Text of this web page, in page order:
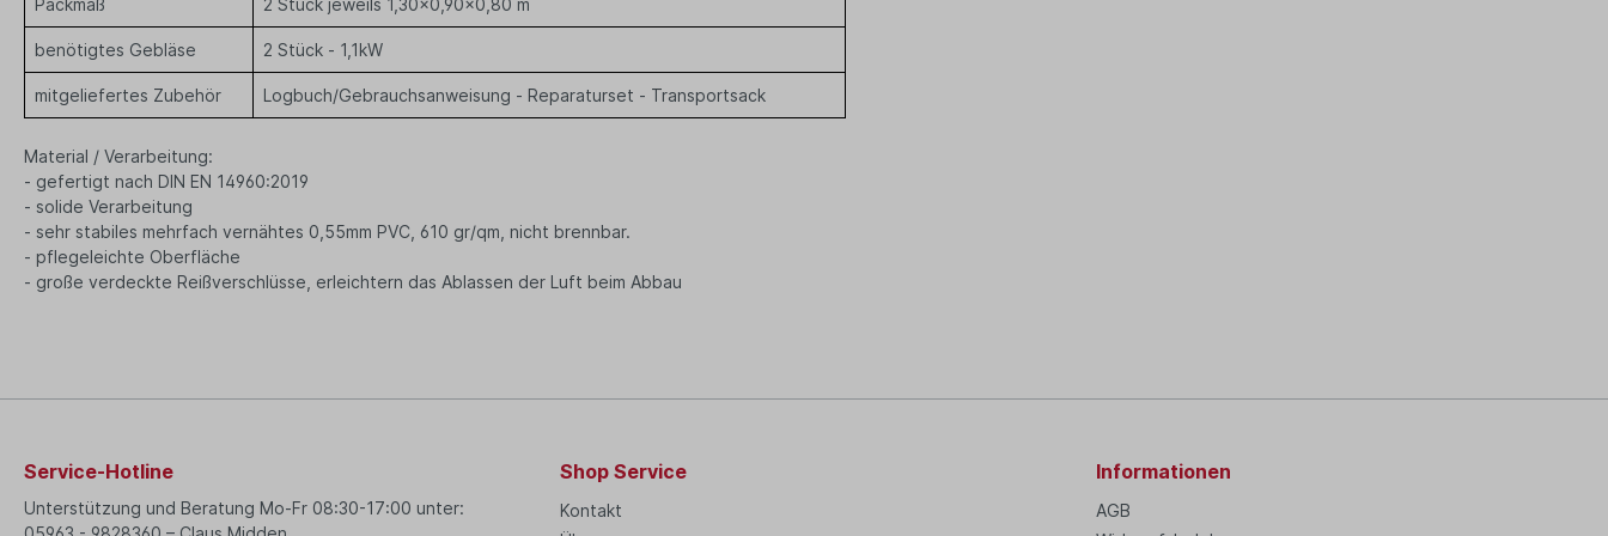
Packmaß 2 Stück jeweils 1,30x0,90x0,80 m
benötigtes Gebläse 2 Stück - 1,1kW
mitgeliefertes Zubehör Logbuch/Gebrauchsanweisung - Reparaturset - Transportsack
Material / Verarbeitung:
- gefertigt nach DIN EN 14960:2019
- solide Verarbeitung
- sehr stabiles mehrfach vernähtes 0,55mm PVC, 610 gr/qm, nicht brennbar.
- pflegeleichte Oberfläche
- große verdeckte Reißverschlüsse, erleichtern das Ablassen der Luft beim Abbau
Service-Hotline
Unterstützung und Beratung Mo-Fr 08:30-17:00 unter:
Shop Service
Kontakt
Informationen
AGB